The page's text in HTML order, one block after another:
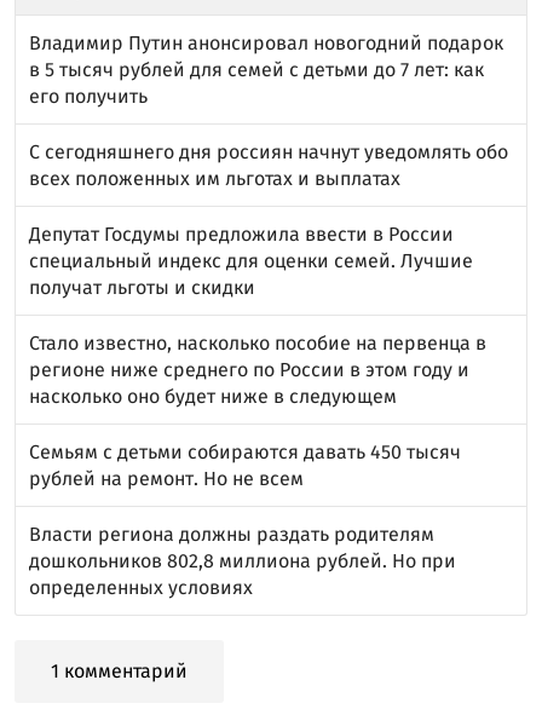
Владимир Путин анонсировал новогодний подарок
в 5 тысяч рублей для семей с детьми до 7 лет: как
его получить
С сегодняшнего дня россиян начнут уведомлять обо
всех положенных им льготах и выплатах
Депутат Госдумы предложила ввести в России
специальный индекс для оценки семей. Лучшие
получат льготы и скидки
Стало известно, насколько пособие на первенца в
регионе ниже среднего по России в этом году и
насколько оно будет ниже в следующем
Семьям с детьми собираются давать 450 тысяч
рублей на ремонт. Но не всем
Власти региона должны раздать родителям
дошкольников 802,8 миллиона рублей. Но при
определенных условиях
1 комментарий